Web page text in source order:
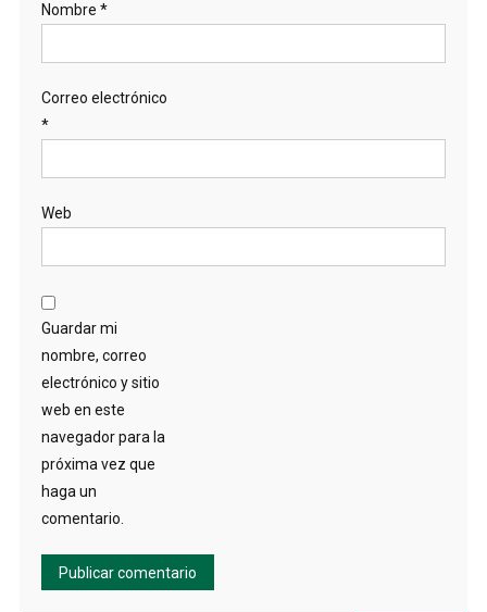
Nombre *
Correo electrónico
*
Web
Guardar mi
nombre, correo
electrónico y sitio
web en este
navegador para la
próxima vez que
haga un
comentario.